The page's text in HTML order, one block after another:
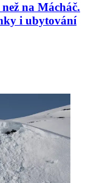
na Mácháč.
i ubytování